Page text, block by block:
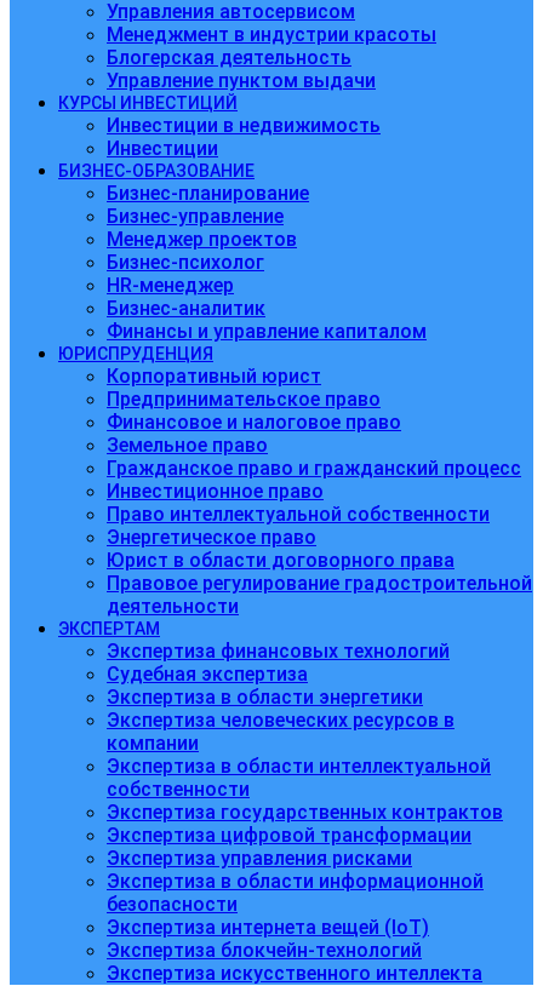
Управления автосервисом
Менеджмент в индустрии красоты
Блогерская деятельность
Управление пунктом выдачи
КУРСЫ ИНВЕСТИЦИЙ
Инвестиции в недвижимость
Инвестиции
БИЗНЕС-ОБРАЗОВАНИЕ
Бизнес-планирование
Бизнес-управление
Менеджер проектов
Бизнес-психолог
HR-менеджер
Бизнес-аналитик
Финансы и управление капиталом
ЮРИСПРУДЕНЦИЯ
Корпоративный юрист
Предпринимательское право
Финансовое и налоговое право
Земельное право
Гражданское право и гражданский процесс
Инвестиционное право
Право интеллектуальной собственности
Энергетическое право
Юрист в области договорного права
Правовое регулирование градостроительной
деятельности
ЭКСПЕРТАМ
Экспертиза финансовых технологий
Судебная экспертиза
Экспертиза в области энергетики
Экспертиза человеческих ресурсов в
компании
Экспертиза в области интеллектуальной
собственности
Экспертиза государственных контрактов
Экспертиза цифровой трансформации
Экспертиза управления рисками
Экспертиза в области информационной
безопасности
Экспертиза интернета вещей (IoT)
Экспертиза блокчейн-технологий
Экспертиза искусственного интеллекта